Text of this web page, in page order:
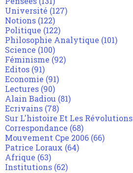
Université (127)
Notions (122)
Politique (122)
Philosophie Analytique (101)
Science (100)
Féminisme (92)
Editos (91)
Economie (91)
Lectures (90)
Alain Badiou (81)
Ecrivains (78)
Sur L'histoire Et Les Révolutions
Correspondance (68)
Mouvement Cpe 2006 (66)
Patrice Loraux (64)
Afrique (63)
Institutions (62)